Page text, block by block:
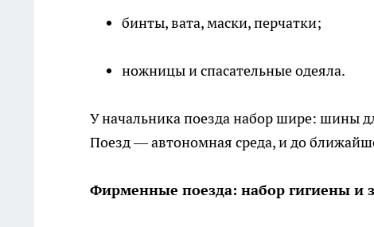
бинты, вата, маски, перчатки;
ножницы и спасательные одеяла.
У начальника поезда набор шире: шины
Поезд — автономная среда, и до
Фирменные поезда: набор гигиены и